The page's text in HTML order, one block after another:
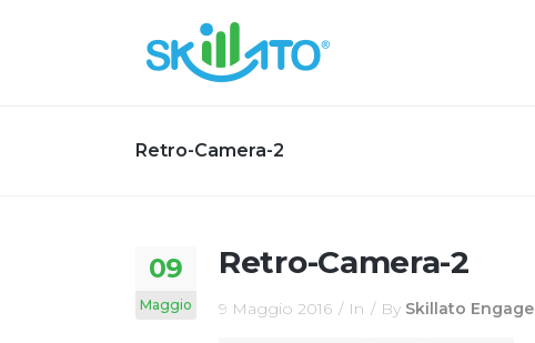
Retro-Camera-2
09
Maggio
Retro-Camera-2
9 Maggio 2016 In By Skillato Engage